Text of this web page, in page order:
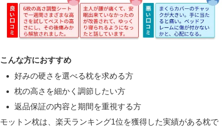
こんな方におすすめ
好みの硬さを選べる枕を求める方
枕の高さを細かく調節したい方
返品保証の内容と期間を重視する方
モットン枕は、楽天ランキング1位を獲得した実績がある枕で